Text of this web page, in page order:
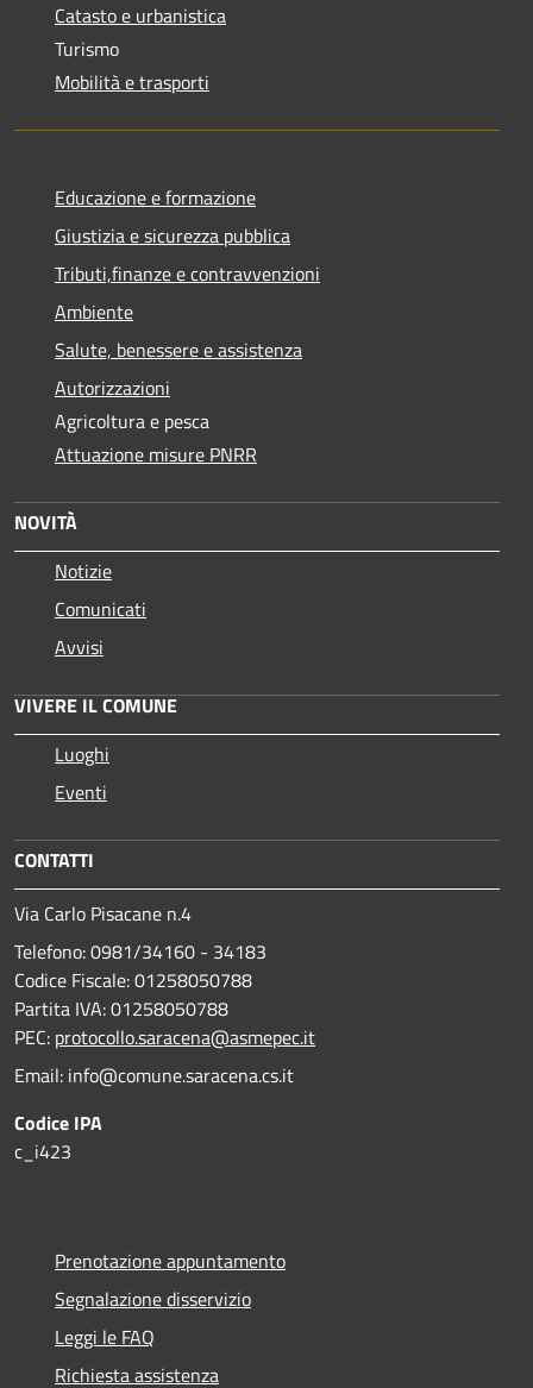
Catasto e urbanistica
Turismo
Mobilità e trasporti
Educazione e formazione
Giustizia e sicurezza pubblica
Tributi,finanze e contravvenzioni
Ambiente
Salute, benessere e assistenza
Autorizzazioni
Agricoltura e pesca
Attuazione misure PNRR
NOVITÀ
Notizie
Comunicati
Avvisi
VIVERE IL COMUNE
Luoghi
Eventi
CONTATTI
Via Carlo Pisacane n.4
Telefono: 0981/34160 - 34183
Codice Fiscale: 01258050788
Partita IVA: 01258050788
PEC: protocollo.saracena@asmepec.it
Email: info@comune.saracena.cs.it
Codice IPA
c_i423
Prenotazione appuntamento
Segnalazione disservizio
Leggi le FAQ
Richiesta assistenza